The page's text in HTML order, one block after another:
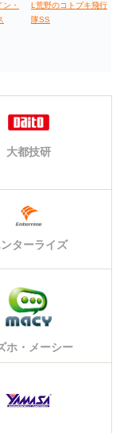
・
L荒野のコトブキ飛行
隊SS
大都技研
ターライズ
ホ・メーシー